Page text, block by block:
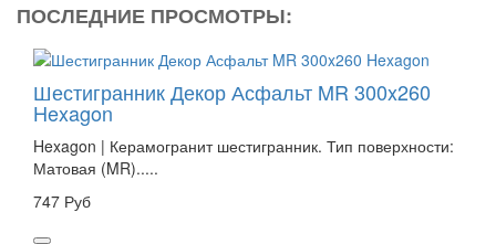
ПОСЛЕДНИЕ ПРОСМОТРЫ:
Шестигранник Декор Асфальт MR 300x260
Hexagon
Hexagon | Керамогранит шестигранник. Тип поверхности:
Матовая (MR).....
747 Руб